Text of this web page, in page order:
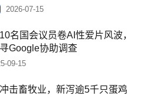
2026-07-15
名国会议员卷AI性爱片风波，
Google协助调查
09-15
击畜牧业，新泻逾5千只蛋鸡